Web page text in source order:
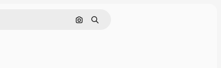
Cerca per immagine
Ricerca